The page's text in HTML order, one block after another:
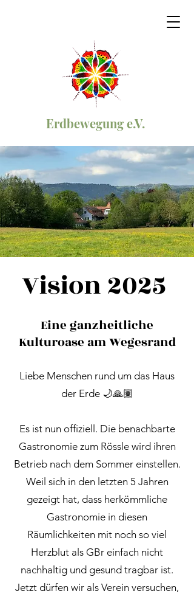
Erdbewegung e.V.
Vision 2025
Eine ganzheitliche
Kulturoase am Wegesrand
Liebe Menschen rund um das Haus
der Erde 🌙🙏🏽
Es ist nun offiziell. Die benachbarte
Gastronomie zum Rössle wird ihren
Betrieb nach dem Sommer einstellen.
Weil sich in den letzten 5 Jahren
gezeigt hat, dass herkömmliche
Gastronomie in diesen
Räumlichkeiten mit noch so viel
Herzblut als GBr einfach nicht
nachhaltig und gesund tragbar ist.
Jetzt dürfen wir als Verein versuchen,